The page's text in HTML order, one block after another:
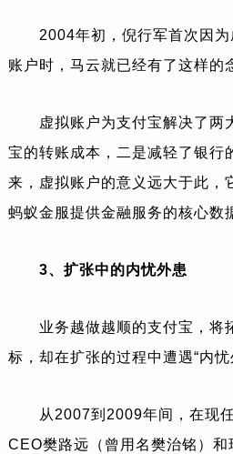
2004年初，倪行军首次因为
账户时，马云就已经有了这样的
虚拟账户为支付宝解决了两
宝的转账成本，二是减轻了银行
来，虚拟账户的意义远大于此，
蚂蚁金服提供金融服务的核心数
3、扩张中的内忧外患
业务越做越顺的支付宝，将
标，却在扩张的过程中遭遇“内忧
从2007到2009年间，在现任
CEO樊路远（曾用名樊治铭）